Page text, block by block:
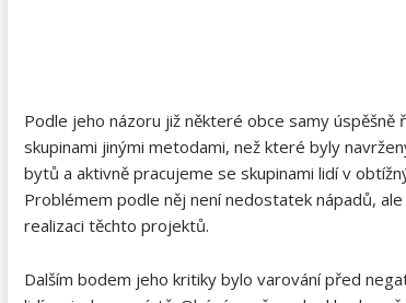
Podle jeho‍ názoru již ‍některé obce​ samy úspěšně
⁣skupinami jinými ⁢metodami, než které byly
bytů a aktivně pracujeme se⁣ skupinami lidí‍ v
Problémem ​podle něj není nedostatek nápadů,
realizaci těchto projektů.
Dalším bodem ‍jeho kritiky bylo varování před